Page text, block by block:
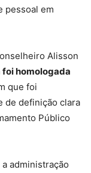
pessoal em
Alisson
homologada
que foi
de definição clara
Público
administração